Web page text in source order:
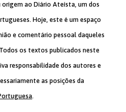
ao Diário Ateísta, um dos
Hoje, este é um espaço
e comentário pessoal daqueles
os textos publicados neste
responsabilidade dos autores e
as posições da
.